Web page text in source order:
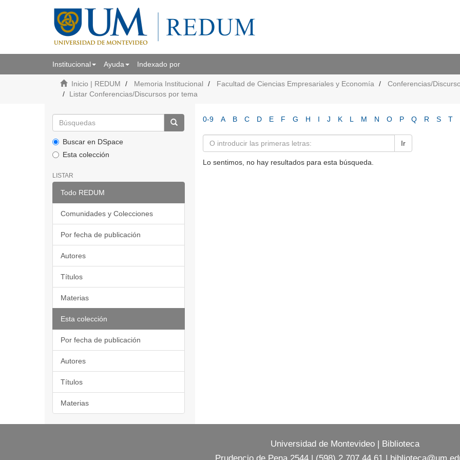
Institucional Ayuda Indexado por
Inicio | REDUM Memoria Institucional Facultad de Ciencias Empresariales y Economía
Conferencias/
Listar Conferencias/Discursos por tema
Buscar en DSpace
Esta colección
LISTAR
Todo REDUM
Comunidades y Colecciones
Por fecha de publicación
Autores
Títulos
Materias
Esta colección
Por fecha de publicación
Autores
Títulos
Materias
0-9 A B C D E F G H I J K L M N O P Q R S T
Ir
Lo sentimos, no hay resultados para esta búsqueda.
Universidad de Montevideo | Biblioteca